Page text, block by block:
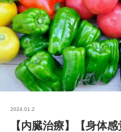
2024.01.2
【内臓治療】【身体